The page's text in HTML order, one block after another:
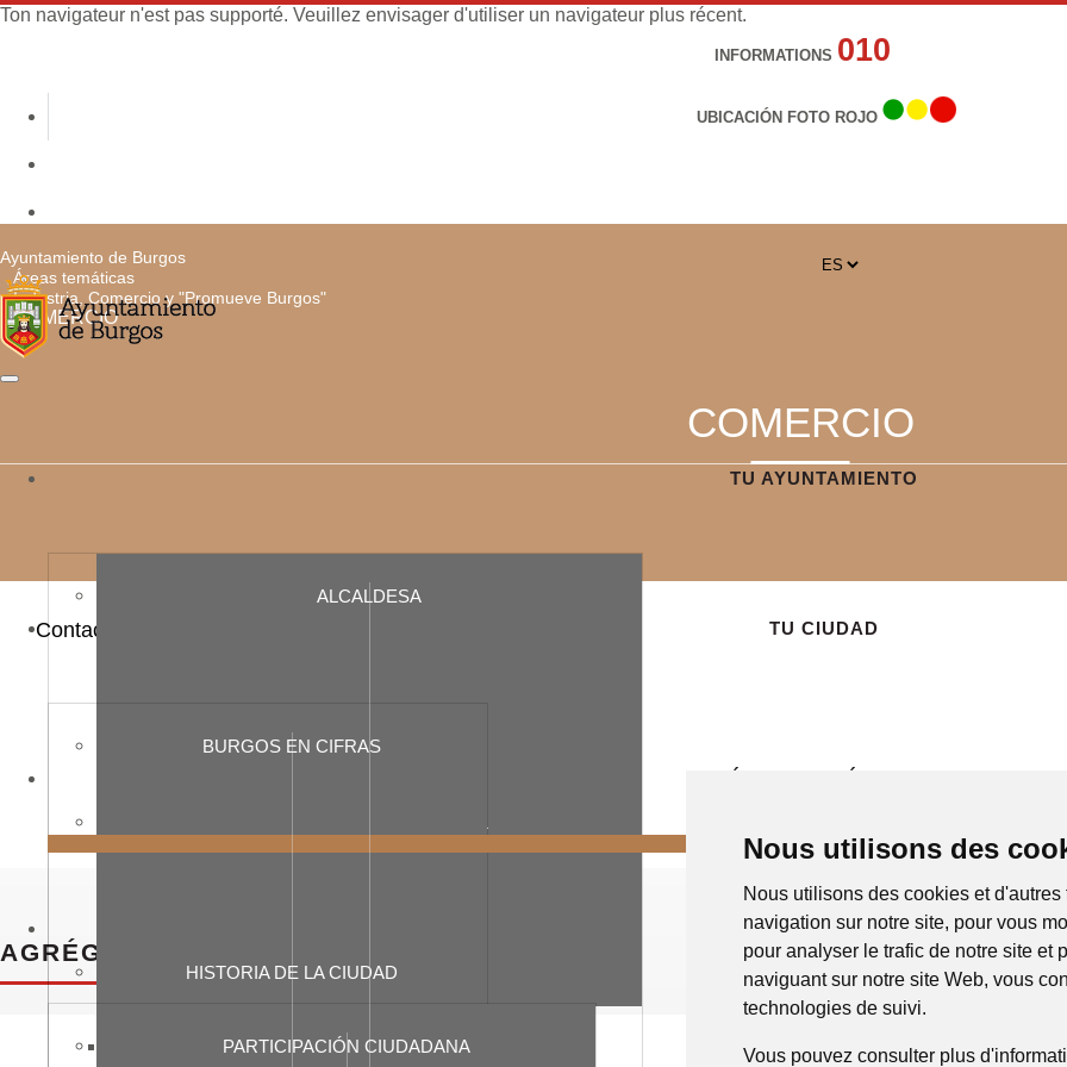
Nous utilisons des
Nous utilisons des cookies et
de navigation sur notre site, pour
ciblées, pour analyser le trafic de
En naviguant sur notre site Web,
technologies de suivi.
Vous pouvez consulter plus
Ton navigateur n'est pas supporté. Veuillez envisager d'utiliser un navigateur plus récent.
INFORMATIONS 010
UBICACIÓN FOTO ROJO
TU AYUNTAMIENTO
ALCALDESA
Corporaciones anteriores
TU CIUDAD
BURGOS EN CIFRAS
HISTORIA DE LA CIUDAD
GOBIERNO ABIERTO
PARTICIPACIÓN CIUDADANA
Ayuntamiento de Burgos
Áreas temáticas
Industria, Comercio y "Promueve Burgos"
COMERCIO
COMERCIO
Contacto de los Mercados de Abastos
AGRÉGATEUR DE CONTENUS